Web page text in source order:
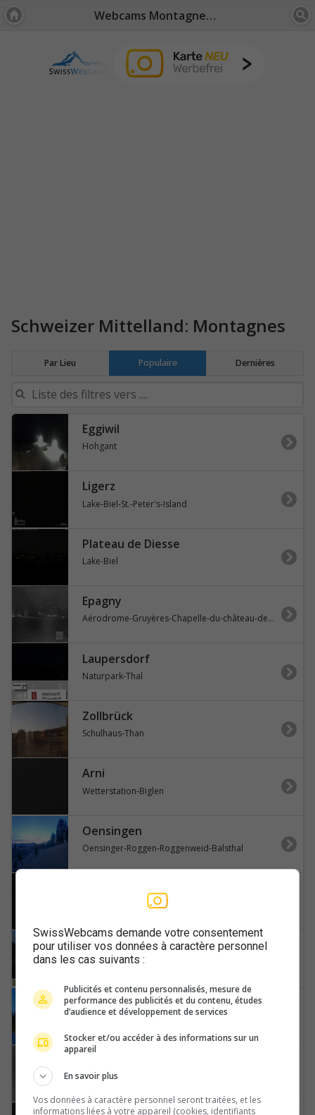
Webcams Montagnes: Schweizer Mittelland
Schweizer Mittelland: Montagnes
Par Lieu Populaire Dernières
Eggiwil
Hohgant
Ligerz
Lake-Biel-St.-Peter's-Island
Plateau de Diesse
Lake-Biel
Epagny
Aérodrome-Gruyères-Chapelle-du-château-de-Gruyères
Laupersdorf
Naturpark-Thal
Zollbrück
Schulhaus-Than
Arni
Wetterstation-Biglen
Oensingen
Oensinger-Roggen-Roggenweid-Balsthal
EGW-Eggiwil-Schrattenfluh
Guggisberg
Gantrisch-Nature-Park
Köniz
Langlaufzentrum-Gantrisch
SwissWebcams demande votre consentement
pour utiliser vos données à caractère personnel
dans les cas suivants :
Publicités et contenu personnalisés, mesure de
performance des publicités et du contenu, études
d’audience et développement de services
Stocker et/ou accéder à des informations sur un
appareil
En savoir plus
Vos données à caractère personnel seront traitées, et les
informations liées à votre appareil (cookies, identifiants